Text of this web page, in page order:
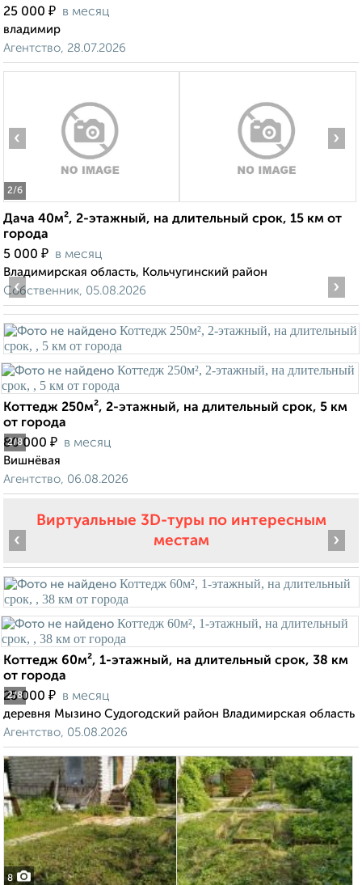
25 000 ₽ в месяц
владимир
Агентство, 28.07.2026
2/6
‹ ›
Дача 40м², 2-этажный, на длительный срок, 15 км от
города
5 000 ₽ в месяц
Владимирская область, Кольчугинский район
Собственник, 05.08.2026
2/8
‹ ›
Коттедж 250м², 2-этажный, на длительный срок, 5 км
от города
80 000 ₽ в месяц
Вишнёвая
Агентство, 06.08.2026
Виртуальные 3D-туры по интересным
местам
2/8
‹ ›
Коттедж 60м², 1-этажный, на длительный срок, 38 км
от города
25 000 ₽ в месяц
деревня Мызино Судогодский район Владимирская область
Агентство, 05.08.2026
8